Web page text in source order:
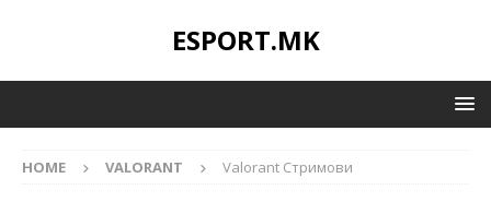
ESPORT.MK
HOME VALORANT Valorant Стримови